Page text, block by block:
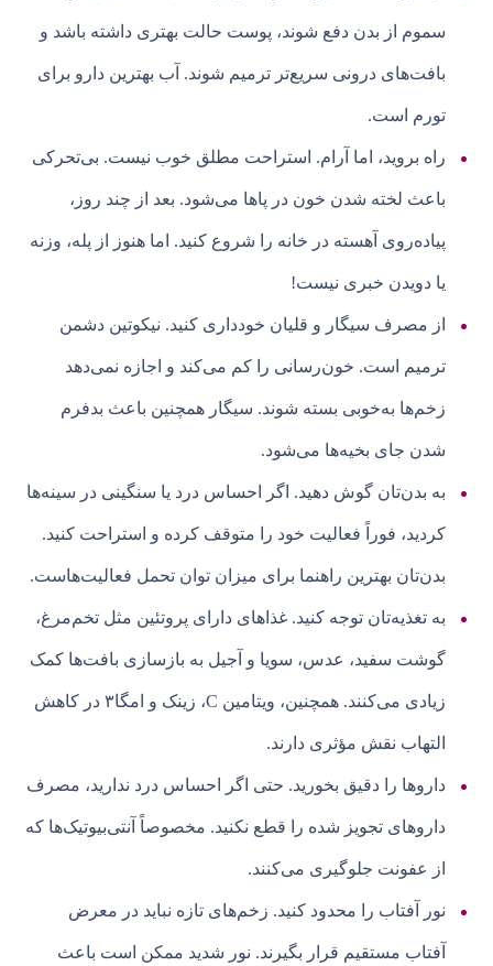
سموم از بدن دفع شوند، پوست حالت بهتری داشته باشد و
بافت‌های درونی سریع‌تر ترمیم شوند. آب بهترین دارو برای
تورم است.
راه بروید، اما آرام. استراحت مطلق خوب نیست. بی‌تحرکی
باعث لخته شدن خون در پاها می‌شود. بعد از چند روز،
پیاده‌روی آهسته در خانه را شروع کنید. اما هنوز از پله، وزنه
یا دویدن خبری نیست!
از مصرف سیگار و قلیان خودداری کنید. نیکوتین دشمن
ترمیم است. خون‌رسانی را کم می‌کند و اجازه نمی‌دهد
زخم‌ها به‌خوبی بسته شوند. سیگار همچنین باعث بدفرم
شدن جای بخیه‌ها می‌شود.
به بدن‌تان گوش دهید. اگر احساس درد یا سنگینی در سینه‌ها
کردید، فوراً فعالیت خود را متوقف کرده و استراحت کنید.
بدن‌تان بهترین راهنما برای میزان توان تحمل فعالیت‌هاست.
به تغذیه‌تان توجه کنید. غذاهای دارای پروتئین مثل تخم‌مرغ،
گوشت سفید، عدس، سویا و آجیل به بازسازی بافت‌ها کمک
زیادی می‌کنند. همچنین، ویتامین C، زینک و امگا۳ در کاهش
التهاب نقش مؤثری دارند.
داروها را دقیق بخورید. حتی اگر احساس درد ندارید، مصرف
داروهای تجویز شده را قطع نکنید. مخصوصاً آنتی‌بیوتیک‌ها که
از عفونت جلوگیری می‌کنند.
نور آفتاب را محدود کنید. زخم‌های تازه نباید در معرض
آفتاب مستقیم قرار بگیرند. نور شدید ممکن است باعث